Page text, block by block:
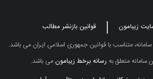
زیبامون
قوانین بازنشر مطالب
متناسب با قوانین جمهوری اسلامی ایران می باشد.
متعلق به رسانه برخط زیبامونمی باشد.